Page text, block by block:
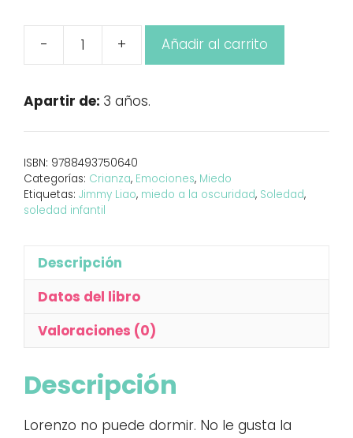
-
se
comió
oscuridad.
cantidad
+ Añadir al carrito
Apartir de: 3 años.
ISBN: 9788493750640
Categorías: Crianza, Emociones, Miedo
Etiquetas: Jimmy Liao, miedo a la oscuridad, Soledad,
soledad infantil
Descripción
Datos del libro
Valoraciones (0)
Descripción
Lorenzo no puede dormir. No le gusta la